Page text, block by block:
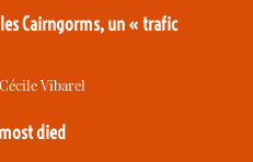
Cairngorms, un « trafic
Cécile Vibarel
died